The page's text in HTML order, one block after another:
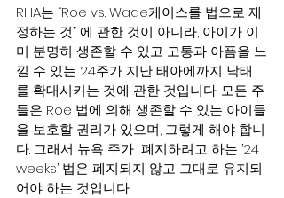
RHA는 “Roe vs. Wade케이스를 법으로 제
정하는 것” 에 관한 것이 아니라, 아이가 이
미 분명히 생존할 수 있고 고통과 아픔을 느
낄 수 있는 24주가 지난 태아에까지 낙태
를 확대시키는 것에 관한 것입니다. 모든 주
들은 Roe 법에 의해 생존할 수 있는 아이들
을 보호할 권리가 있으며, 그렇게 해야 합니
다. 그래서 뉴욕 주가  폐지하려고 하는 ’24
weeks’ 법은 폐지되지 않고 그대로 유지되
어야 하는 것입니다.